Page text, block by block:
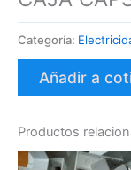
Categoría:
Añadir a
Productos